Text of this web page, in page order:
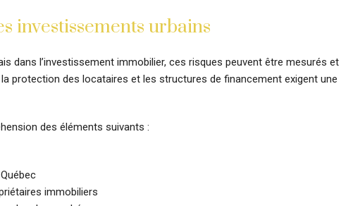
investissements urbains
dans l’investissement immobilier, ces risques peuvent être mesurés et
protection des locataires et les structures de financement exigent une
des éléments suivants :
immobiliers